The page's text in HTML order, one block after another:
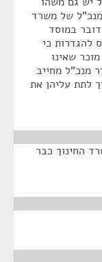
של משרד
במוסד
להגדרות כי
שאינו
מנכ"ל מחייב
שצריך לתת עליהן את
החינוך כבר